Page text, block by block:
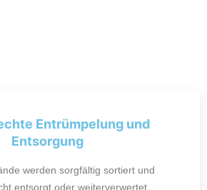
Entrümpelung und
Entsorgung
werden sorgfältig sortiert und
entsorgt oder weiterverwertet.